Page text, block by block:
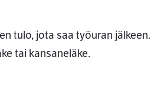
tulo, jota saa työuran jälkeen.
tai kansaneläke.